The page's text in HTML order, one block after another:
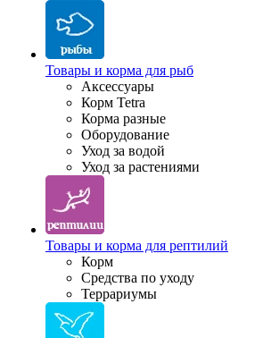
Товары и корма для рыб
Аксессуары
Корм Tetra
Корма разные
Оборудование
Уход за водой
Уход за растениями
Товары и корма для рептилий
Корм
Средства по уходу
Террариумы